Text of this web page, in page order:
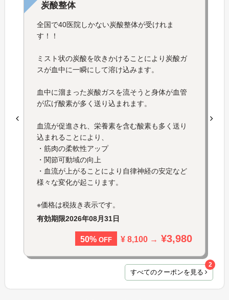
炭酸整体
全国で40医院しかない炭酸整体が受けれま
す！！
ミスト状の炭酸を吹きかけることにより炭酸ガ
スが血中に一瞬にして溶け込みます。
血中に溜まった炭酸ガスを流そうと身体が血管
が広げ酸素が多く送り込まれます。
血流が促進され、栄養素を含む酸素も多く送り
込まれることにより、
・筋肉の柔軟性アップ
・関節可動域の向上
・血流が上がることにより自律神経の安定など
様々な変化が起こります。
※価格は税抜き表示です。
有効期限2026年08月31日
50% OFF ¥ 8,100 → ¥3,980
すべてのクーポンを見る
2